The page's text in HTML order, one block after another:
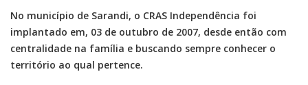
No município de Sarandi, o CRAS Independência foi
implantado em, 03 de outubro de 2007, desde então com
centralidade na família e buscando sempre conhecer o
território ao qual pertence.